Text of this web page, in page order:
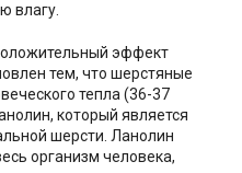
влагу.
эффект
тем, что шерстяные
тепла (36-37
который является
шерсти. Ланолин
организм человека,